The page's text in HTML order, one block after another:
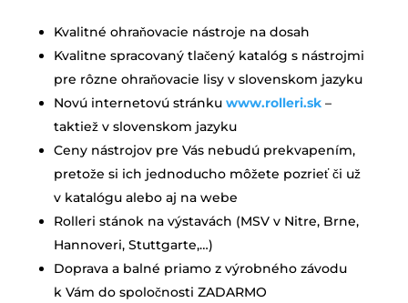
Kvalitné ohraňovacie nástroje na dosah
Kvalitne spracovaný tlačený katalóg s nástrojmi
pre rôzne ohraňovacie lisy v slovenskom jazyku
Novú internetovú stránku www.rolleri.sk–
taktiež v slovenskom jazyku
Ceny nástrojov pre Vás nebudú prekvapením,
pretože si ich jednoducho môžete pozrieť či už
v katalógu alebo aj na webe
Rolleri stánok na výstavách (MSV v Nitre, Brne,
Hannoveri, Stuttgarte,…)
Doprava a balné priamo z výrobného závodu
k Vám do spoločnosti ZADARMO